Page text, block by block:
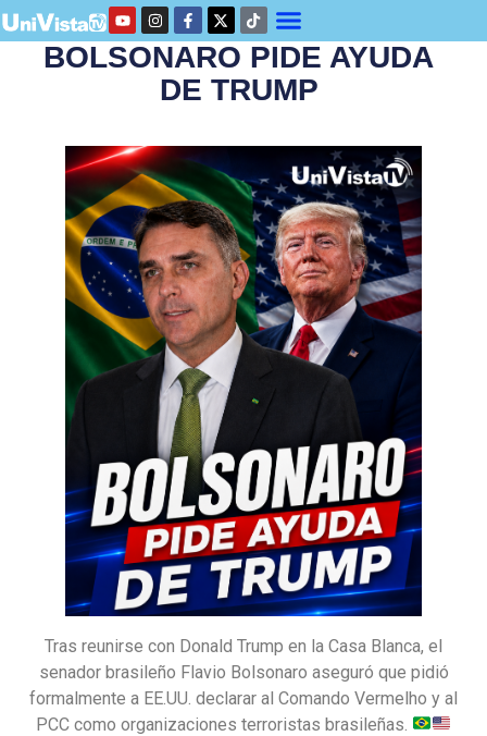
BOLSONARO PIDE AYUDA
DE TRUMP
Tras reunirse con Donald Trump en la Casa Blanca, el
senador brasileño Flavio Bolsonaro aseguró que pidió
formalmente a EE.UU. declarar al Comando Vermelho y al
PCC como organizaciones terroristas brasileñas.